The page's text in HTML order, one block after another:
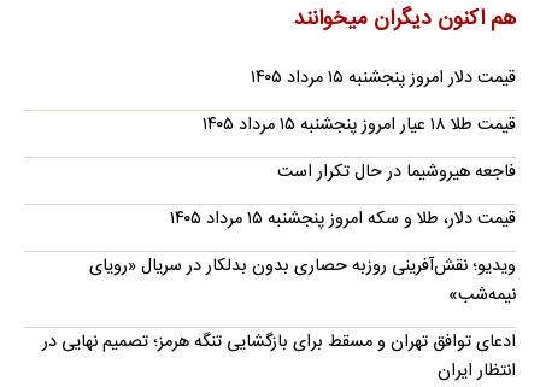
هم اکنون دیگران میخوانند
قیمت دلار امروز پنجشنبه ۱۵ مرداد ۱۴۰۵
قیمت طلا ۱۸ عیار امروز پنجشنبه ۱۵ مرداد ۱۴۰۵
فاجعه هیروشیما در حال تکرار است
قیمت دلار، طلا و سکه امروز پنجشنبه ۱۵ مرداد ۱۴۰۵
ویدیو؛ نقش‌آفرینی روزبه حصاری بدون بدلکار در سریال «رویای
نیمه‌شب»
ادعای توافق تهران و مسقط برای بازگشایی تنگه هرمز؛ تصمیم نهایی در
انتظار ایران